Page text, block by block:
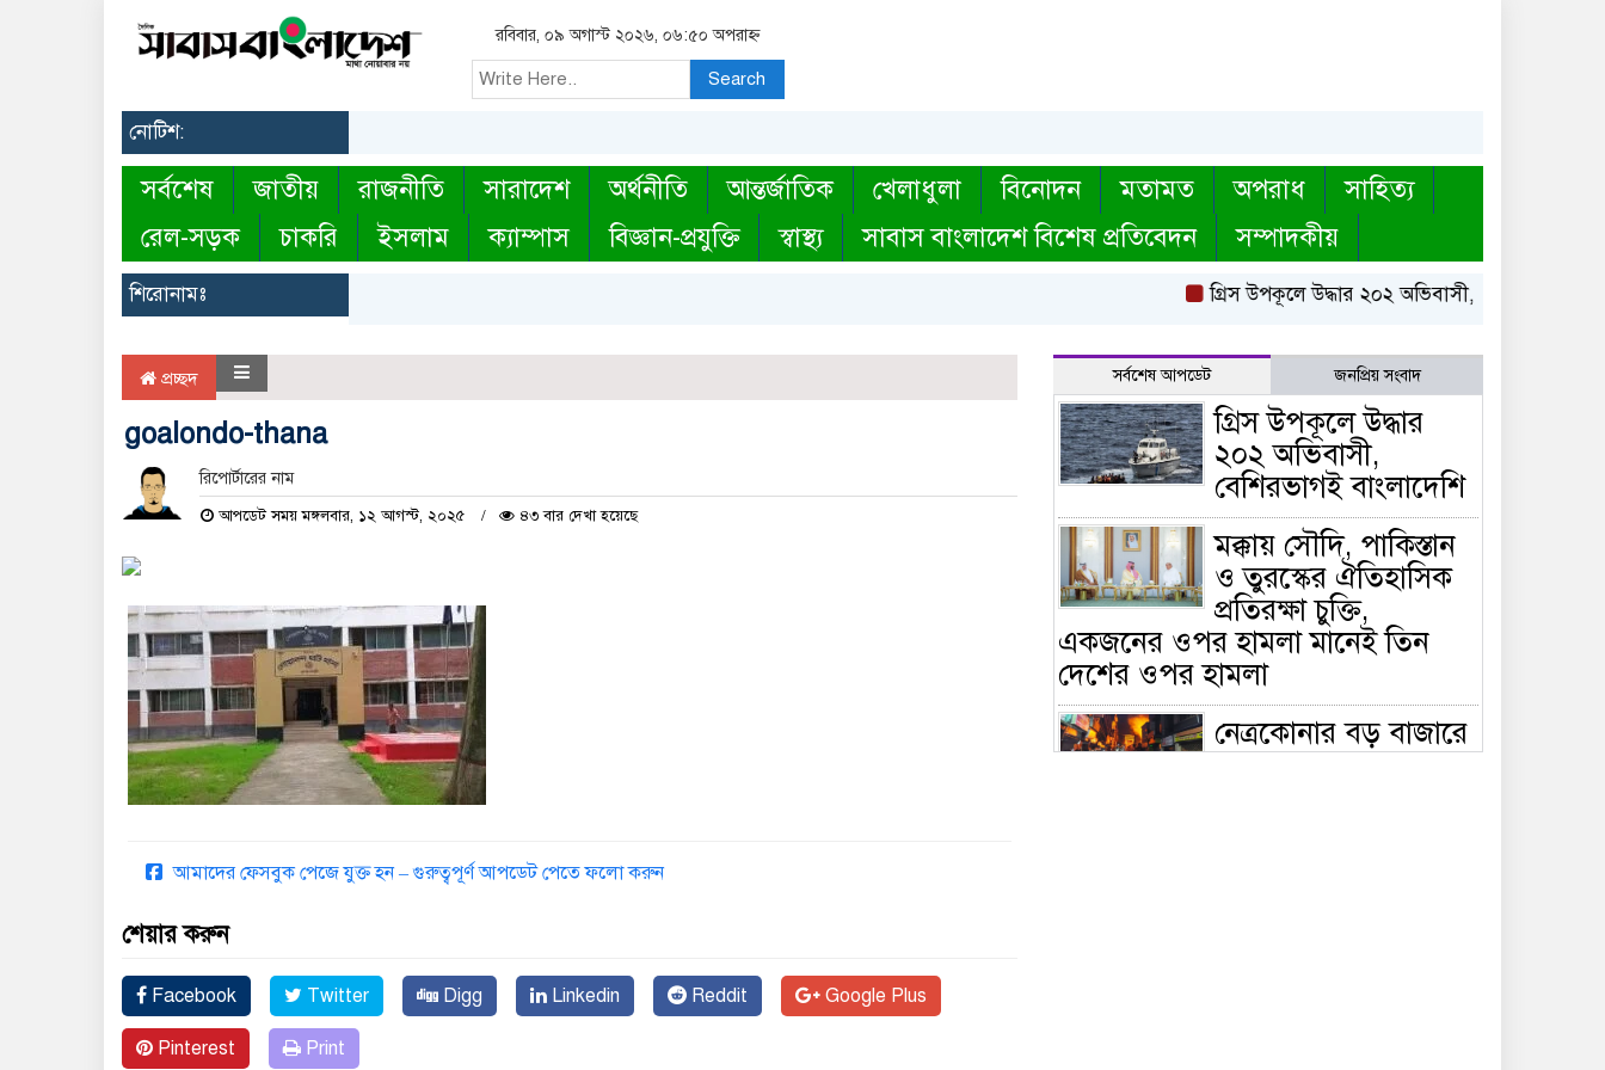
রবিবার, ০৯ অগাস্ট ২০২৬, ০৬:৫০ অপরাহ্ন
Search
নোটিশ:
সর্বশেষ জাতীয় রাজনীতি সারাদেশ অর্থনীতি আন্তর্জাতিক খেলাধুলা বিনোদন মতামত অপরাধ
সাহিত্য
রেল-সড়ক
চাকরি ইসলাম ক্যাম্পাস বিজ্ঞান-প্রযুক্তি স্বাস্থ্য সাবাস বাংলাদেশ বিশেষ প্রতিবেদন সম্পাদকীয়
শিরোনামঃ গ্রিস উপকূলে উদ্ধার ২০২ অভিবাসী, বেশিরভাগই
প্রচ্ছদ
goalondo-thana
রিপোর্টারের নাম
আপডেট সময় মঙ্গলবার, ১২ আগস্ট, ২০২৫ ৪৩ বার দেখা হয়েছে
আমাদের ফেসবুক পেজে যুক্ত হন – গুরুত্বপূর্ণ আপডেট পেতে ফলো করুন
শেয়ার করুন
Facebook Twitter Digg Linkedin Reddit Google Plus
Pinterest Print
সর্বশেষ আপডেট জনপ্রিয় সংবাদ
গ্রিস উপকূলে উদ্ধার
২০২ অভিবাসী,
বেশিরভাগই বাংলাদেশি
মক্কায় সৌদি, পাকিস্তান
ও তুরস্কের ঐতিহাসিক
প্রতিরক্ষা চুক্তি,
একজনের ওপর হামলা মানেই তিন
দেশের ওপর হামলা
নেত্রকোনার বড় বাজারে
ভয়াবহ আগুন, পুড়ছে ৫